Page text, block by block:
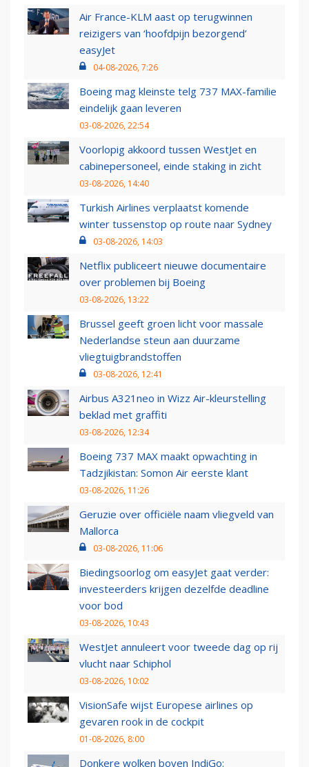
Air France-KLM aast op terugwinnen
reizigers van ‘hoofdpijn bezorgend’
easyJet
04-08-2026, 7:26
Boeing mag kleinste telg 737 MAX-familie
eindelijk gaan leveren
03-08-2026, 22:54
Voorlopig akkoord tussen WestJet en
cabinepersoneel, einde staking in zicht
03-08-2026, 14:40
Turkish Airlines verplaatst komende
winter tussenstop op route naar Sydney
03-08-2026, 14:03
Netflix publiceert nieuwe documentaire
over problemen bij Boeing
03-08-2026, 13:22
Brussel geeft groen licht voor massale
Nederlandse steun aan duurzame
vliegtuigbrandstoffen
03-08-2026, 12:41
Airbus A321neo in Wizz Air-kleurstelling
beklad met graffiti
03-08-2026, 12:34
Boeing 737 MAX maakt opwachting in
Tadzjikistan: Somon Air eerste klant
03-08-2026, 11:26
Geruzie over officiële naam vliegveld van
Mallorca
03-08-2026, 11:06
Biedingsoorlog om easyJet gaat verder:
investeerders krijgen dezelfde deadline
voor bod
03-08-2026, 10:43
WestJet annuleert voor tweede dag op rij
vlucht naar Schiphol
03-08-2026, 10:02
VisionSafe wijst Europese airlines op
gevaren rook in de cockpit
01-08-2026, 8:00
Donkere wolken boven IndiGo: